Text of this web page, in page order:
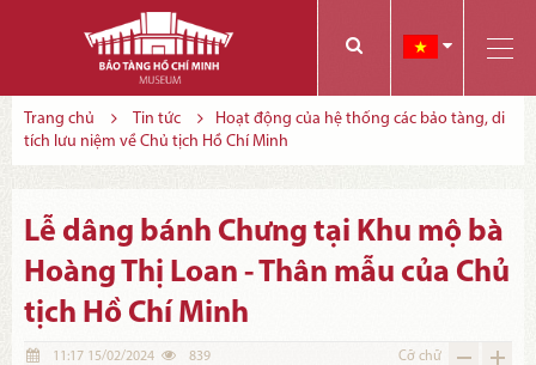
Trang chủ Tin tức
Hoạt động của hệ thống các bảo tàng, di
tích lưu niệm về Chủ tịch Hồ Chí Minh
Lễ dâng bánh Chưng tại Khu mộ bà
Hoàng Thị Loan - Thân mẫu của Chủ
tịch Hồ Chí Minh
11:17 15/02/2024 839 Cỡ chữ